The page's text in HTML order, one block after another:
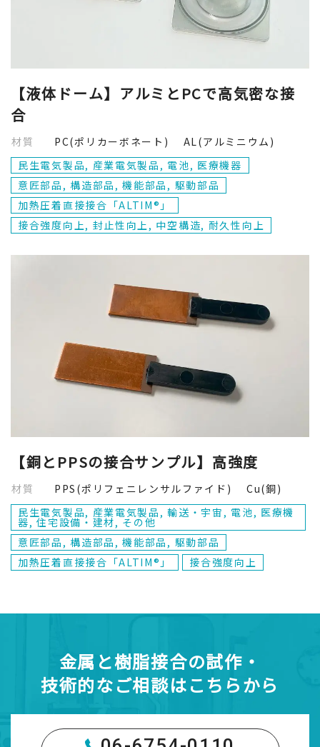
【液体ドーム】アルミとPCで高気密な接
合
材質
PC(ポリカーボネート) AL(アルミニウム)
民生電気製品, 産業電気製品, 電池, 医療機器
意匠部品, 構造部品, 機能部品, 駆動部品
加熱圧着直接接合「ALTIM®」
接合強度向上, 封止性向上, 中空構造, 耐久性向上
【銅とPPSの接合サンプル】高強度
材質
PPS(ポリフェニレンサルファイド) Cu(銅)
民生電気製品, 産業電気製品, 輸送・宇宙, 電池, 医療機
器, 住宅設備・建材, その他
意匠部品, 構造部品, 機能部品, 駆動部品
加熱圧着直接接合「ALTIM®」
接合強度向上
金属と樹脂接合の試作・
技術的なご相談はこちらから